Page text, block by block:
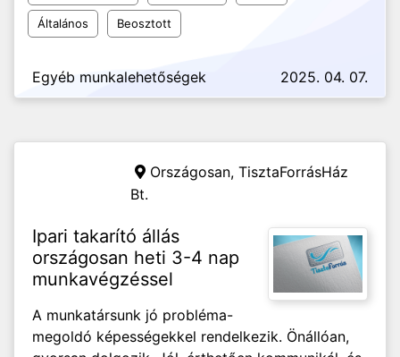
Általános Beosztott
Egyéb munkalehetőségek 2025. 04. 07.
Országosan, TisztaForrásHáz
Bt.
Ipari takarító állás
országosan heti 3-4 nap
munkavégzéssel
A munkatársunk jó probléma-
megoldó képességekkel rendelkezik. Önállóan,